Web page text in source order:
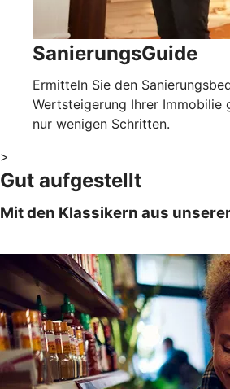
SanierungsGuide
Ermitteln Sie den
Wertsteigerung Ihrer Immobilie
nur wenigen Schritten.
>
Gut aufgestellt
Mit den Klassikern aus